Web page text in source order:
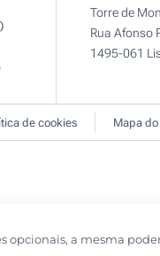
Torre de
Rua Afonso
1495-061
de cookies Mapa
a mesma